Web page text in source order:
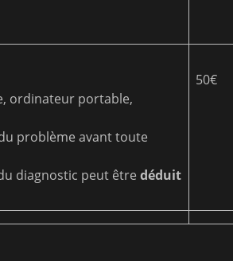
ordinateur portable,
problème avant toute
diagnostic peut être déduit
50€